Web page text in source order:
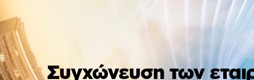
Συγχώνευση των